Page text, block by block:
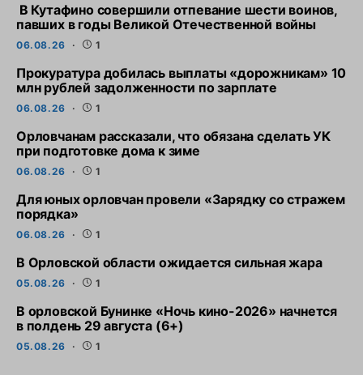
В Кутафино совершили отпевание шести воинов,
павших в годы Великой Отечественной войны
06.08.26 1
Прокуратура добилась выплаты «дорожникам» 10
млн рублей задолженности по зарплате
06.08.26 1
Орловчанам рассказали, что обязана сделать УК
при подготовке дома к зиме
06.08.26 1
Для юных орловчан провели «Зарядку со стражем
порядка»
06.08.26 1
В Орловской области ожидается сильная жара
05.08.26 1
В орловской Бунинке «Ночь кино-2026» начнется
в полдень 29 августа (6+)
05.08.26 1